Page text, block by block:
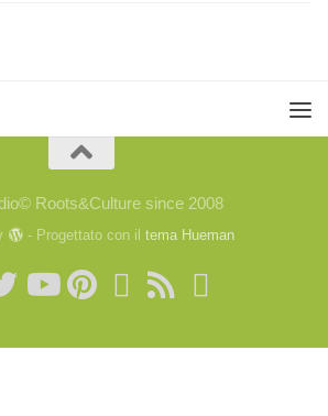
Roots&Culture since 2008
- Progettato con il tema Hueman